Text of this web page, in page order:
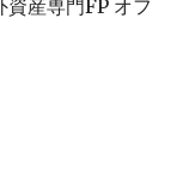
資産専門FP オフ